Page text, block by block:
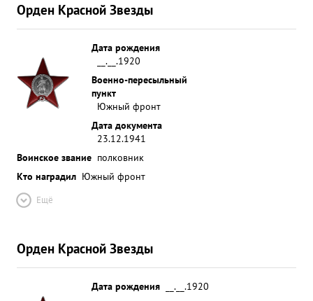
Орден Красной Звезды
Дата рождения
__.__.1920
Военно-пересыльный
пункт
Южный фронт
Дата документа
23.12.1941
Воинское звание полковник
Кто наградил Южный фронт
Ещё
Орден Красной Звезды
Дата рождения
__.__.1920